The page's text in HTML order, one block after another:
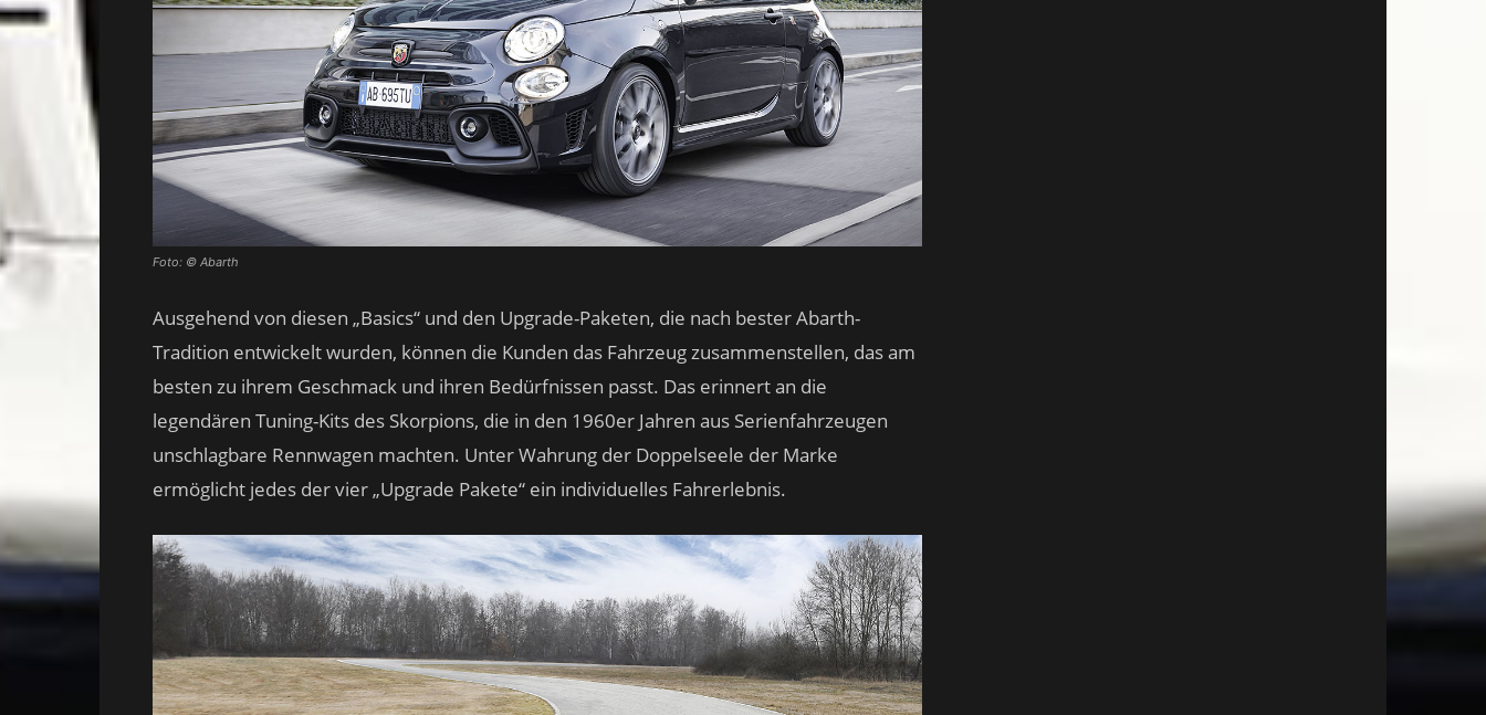
Foto: © Abarth
Ausgehend von diesen „Basics“ und den Upgrade-Paketen, die nach bester Abarth-
Tradition entwickelt wurden, können die Kunden das Fahrzeug zusammenstellen, das am
besten zu ihrem Geschmack und ihren Bedürfnissen passt. Das erinnert an die
legendären Tuning-Kits des Skorpions, die in den 1960er Jahren aus Serienfahrzeugen
unschlagbare Rennwagen machten. Unter Wahrung der Doppelseele der Marke
ermöglicht jedes der vier „Upgrade Pakete“ ein individuelles Fahrerlebnis.